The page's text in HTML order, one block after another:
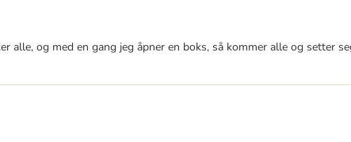
alle, og med en gang jeg åpner en boks, så kommer alle og setter